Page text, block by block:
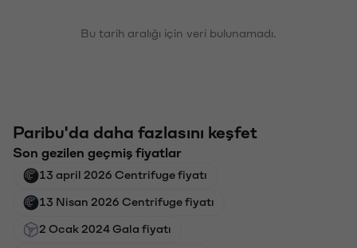
Bu tarih aralığı için veri bulunamadı.
Paribu'da daha fazlasını keşfet
Son gezilen geçmiş fiyatlar
13 april 2026 Centrifuge fiyatı
13 Nisan 2026 Centrifuge fiyatı
2 Ocak 2024 Gala fiyatı